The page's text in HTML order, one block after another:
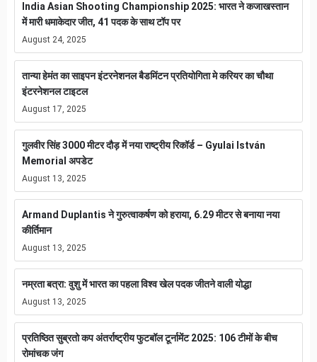
India Asian Shooting Championship 2025: भारत ने कजाखस्तान
में मारी धमाकेदार जीत, 41 पदक के साथ टॉप पर
August 24, 2025
तान्या हेमंत का साइपन इंटरनेशनल बैडमिंटन प्रतियोगिता मे करियर का चौथा
इंटरनेशनल टाइटल
August 17, 2025
गुलवीर सिंह 3000 मीटर दौड़ में नया राष्ट्रीय रिकॉर्ड – Gyulai István
Memorial अपडेट
August 13, 2025
Armand Duplantis ने गुरुत्वाकर्षण को हराया, 6.29 मीटर से बनाया नया
कीर्तिमान
August 13, 2025
नम्रता बत्रा: वुशु में भारत का पहला विश्व खेल पदक जीतने वाली योद्धा
August 13, 2025
प्रतिष्ठित सुब्रतो कप अंतर्राष्ट्रीय फुटबॉल टूर्नामेंट 2025: 106 टीमों के बीच
रोमांचक जंग